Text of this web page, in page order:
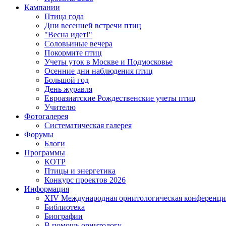
Кампании
Птица года
Дни весенней встречи птиц
"Весна идет!"
Соловьиные вечера
Покормите птиц
Учеты уток в Москве и Подмосковье
Осенние дни наблюдения птиц
Большой год
День журавля
Евроазиатские Рождественские учеты птиц
Учителю
Фотогалерея
Систематическая галерея
Форумы
Блоги
Программы
КОТР
Птицы и энергетика
Конкурс проектов 2026
Информация
XIV Международная орнитологическая
Библиотека
Биографии